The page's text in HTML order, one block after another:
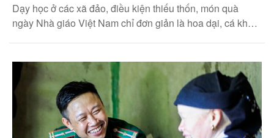
Dạy học ở các xã đảo, điều kiện thiếu thốn, món quà
ngày Nhà giáo Việt Nam chỉ đơn giản là hoa dại, cá khô,